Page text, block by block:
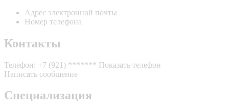
Адрес электронной почты
Номер телефона
Контакты
Телефон: +7 (921) ******* Показать телефон
Написать сообщение
Специализация